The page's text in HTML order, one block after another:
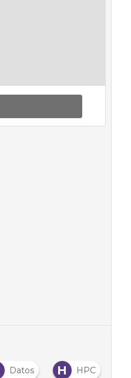
Datos H HPC